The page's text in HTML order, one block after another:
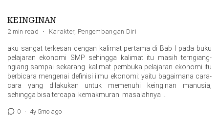
KEINGINAN
2 min read · Karakter, Pengembangan Diri
aku sangat terkesan dengan kalimat pertama di Bab I pada buku
pelajaran ekonomi SMP sehingga kalimat itu masih terngiang-
ngiang sampai sekarang. kalimat pembuka pelajaran ekonomi itu
berbicara mengenai definisi ilmu ekonomi: yaitu bagaimana cara-
cara yang dilakukan untuk memenuhi keinginan manusia,
sehingga bisa tercapai kemakmuran. masalahnya …
0 · 4y 5mo ago